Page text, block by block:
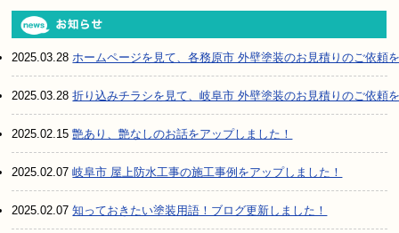
2025.03.28ホームページを見て、各務原市 外壁塗装のお見積りのご依頼
2025.03.28折り込みチラシを見て、岐阜市 外壁塗装のお見積りのご依頼
2025.02.15艶あり、艶なしのお話をアップしました！
2025.02.07岐阜市 屋上防水工事の施工事例をアップしました！
2025.02.07知っておきたい塗装用語！ブログ更新しました！